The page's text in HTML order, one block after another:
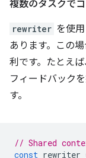
複数のタスクで
rewriter を使
あります。この場
利です。たとえ
フィードバック
す。
// Shared
const rewriter